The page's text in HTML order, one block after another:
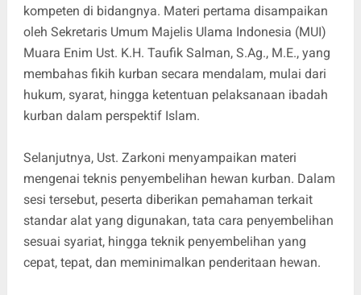
kompeten di bidangnya. Materi pertama disampaikan
oleh Sekretaris Umum Majelis Ulama Indonesia (MUI)
Muara Enim Ust. K.H. Taufik Salman, S.Ag., M.E., yang
membahas fikih kurban secara mendalam, mulai dari
hukum, syarat, hingga ketentuan pelaksanaan ibadah
kurban dalam perspektif Islam.
Selanjutnya, Ust. Zarkoni menyampaikan materi
mengenai teknis penyembelihan hewan kurban. Dalam
sesi tersebut, peserta diberikan pemahaman terkait
standar alat yang digunakan, tata cara penyembelihan
sesuai syariat, hingga teknik penyembelihan yang
cepat, tepat, dan meminimalkan penderitaan hewan.